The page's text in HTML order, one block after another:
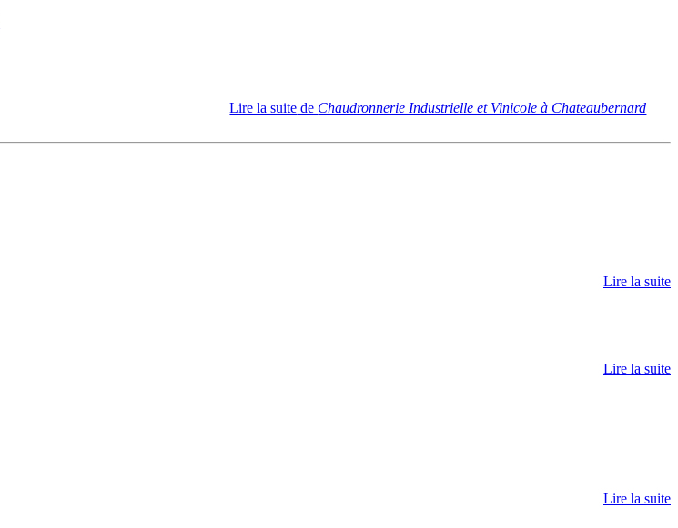
Lire la suite de Chaudronnerie Industrielle et Vinicole à Chateaubernard
Lire la suite
Lire la suite
Lire la suite